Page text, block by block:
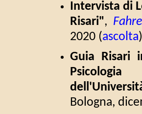
Intervista di
Risari",
2020 (ascolta)
Guia Risari
Bologna,